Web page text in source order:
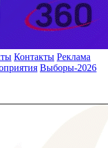
Контакты Реклама
Выборы-2026